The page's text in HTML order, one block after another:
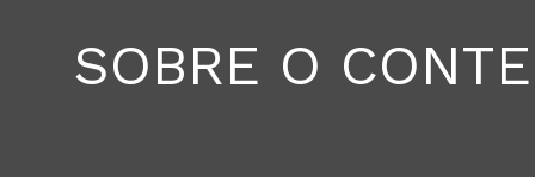
SOBRE O